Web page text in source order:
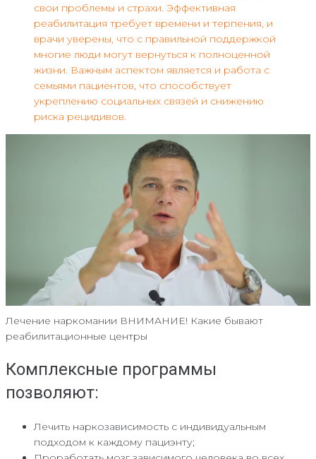
свои проблемы и страхи. Эффективная
реабилитация требует времени и терпения, и
врачи уверены, что с правильной поддержкой
многие люди могут вернуться к полноценной
жизни. Важным аспектом является и работа с
семьями пациентов, что способствует
укреплению социальных связей и снижению
риска рецидивов.
Лечение наркомании ВНИМАНИЕ! Какие бывают
реабилитационные центры
Комплексные программы
позволяют:
Лечить наркозависимость с индивидуальным
подходом к каждому пациэнту;